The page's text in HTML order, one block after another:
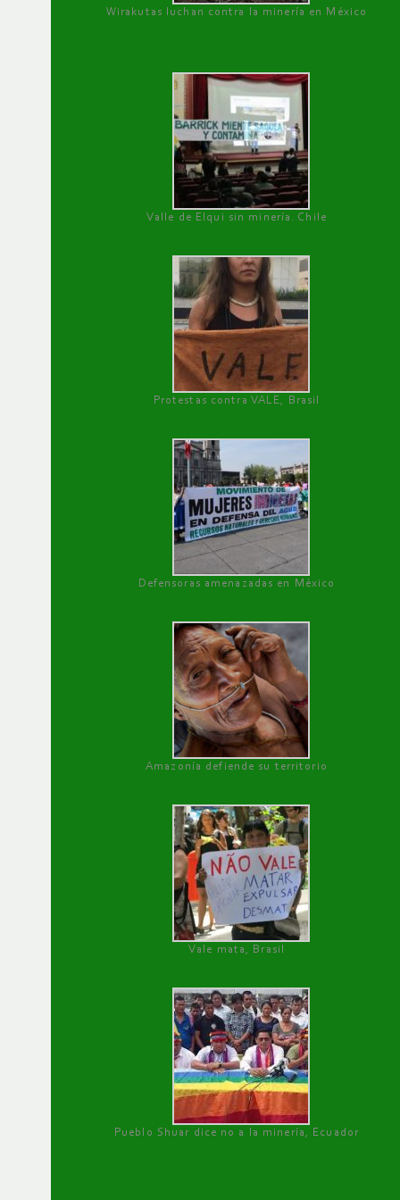
Wirakutas luchan contra la minería en México
Valle de Elqui sin minería. Chile
Protestas contra VALE, Brasil
Defensoras amenazadas en México
Amazonía defiende su territorio
Vale mata, Brasil
Pueblo Shuar dice no a la minería, Ecuador